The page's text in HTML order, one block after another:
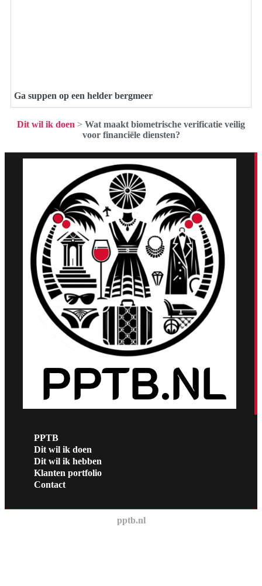
Ga suppen op een helder bergmeer
Dit wil ik doen > Wat maakt biometrische verificatie veilig
voor financiële diensten?
PPTB
Dit wil ik doen
Dit wil ik hebben
Klanten portfolio
Contact
pptb.nl